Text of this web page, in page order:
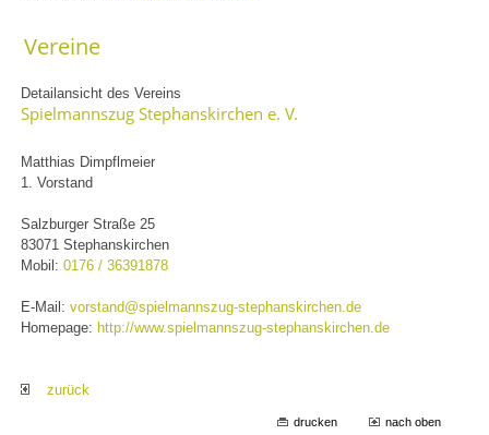
Vereine
Detailansicht des Vereins
Spielmannszug Stephanskirchen e. V.
Matthias Dimpflmeier
1. Vorstand
Salzburger Straße 25
83071 Stephanskirchen
Mobil:0176 / 36391878
E-Mail:vorstand@spielmannszug-stephanskirchen.de
Homepage: http://www.spielmannszug-stephanskirchen.de
zurück
drucken nach oben